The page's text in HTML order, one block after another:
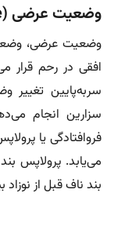
وضعیت عرضی (Transverse lie)
وضعیت عرضی،
افقی در رحم قرار
سربه‌پایین تغییر
سزارین انجام
می‌یابد. پرولاپس
بند ناف قبل از نوزاد